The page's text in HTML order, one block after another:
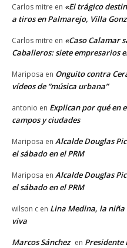
Carlos mitre en «El trágico
a tiros en Palmarejo, Villa
Carlos mitre en «Caso Calamar
Caballeros: siete empresarios
Mariposa en Onguito contra
vídeos de “música urbana”
antonio en Explican por qué en
campos y ciudades
Mariposa en Alcalde Douglas
el sábado en el PRM
Mariposa en Alcalde Douglas
el sábado en el PRM
wilson c en Lina Medina, la niña
viva
Marcos Sánchez en Presidente